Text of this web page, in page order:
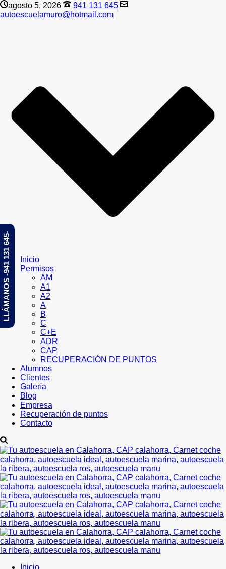
agosto 5, 2026
941 131 645
autoescuelamuro@hotmail.com
Inicio
Permisos
AM
A1
A2
A
B
C
C+E
ADR
CAP
RECUPERACIÓN DE PUNTOS
Alumnos
Clientes
Galería
Blog
Empresa
Recuperación de puntos
Contacto
Inicio
LLÁMANOS -941 131 645-